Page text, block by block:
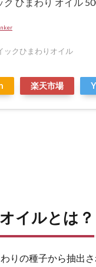
ックひまわりオイル
楽天市場
イルとは？
りの種子から抽出